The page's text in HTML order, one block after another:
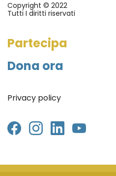
Copyright © 2022
Tutti I diritti riservati
Partecipa
Dona ora
Privacy policy